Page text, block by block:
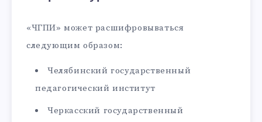
«ЧГПИ» может расшифровываться
следующим образом:
Челябинский государственный
педагогический институт
Черкасский государственный